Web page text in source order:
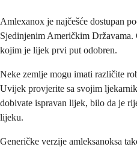
Amlexanox je najčešće dostupan
Sjedinjenim Američkim
kojim je lijek prvi put odobren.
Neke zemlje mogu imati različite
Uvijek provjerite sa svojim
dobivate ispravan lijek, bilo da je
lijeku.
Generičke verzije amleksanoksa